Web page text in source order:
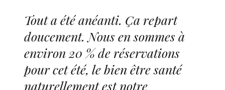
Tout a été anéanti. Ça repart
doucement. Nous en sommes à
environ 20 % de réservations
pour cet été, le bien être santé
naturellement est notre